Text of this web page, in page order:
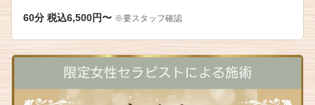
60分 税込6,500円〜 ※要スタッフ確認